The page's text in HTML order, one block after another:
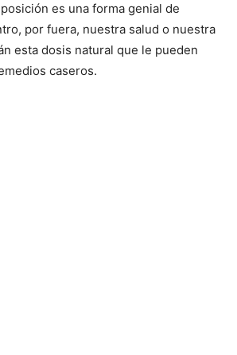
es una forma genial de
por fuera, nuestra salud o nuestra
esta dosis natural que le pueden
caseros.